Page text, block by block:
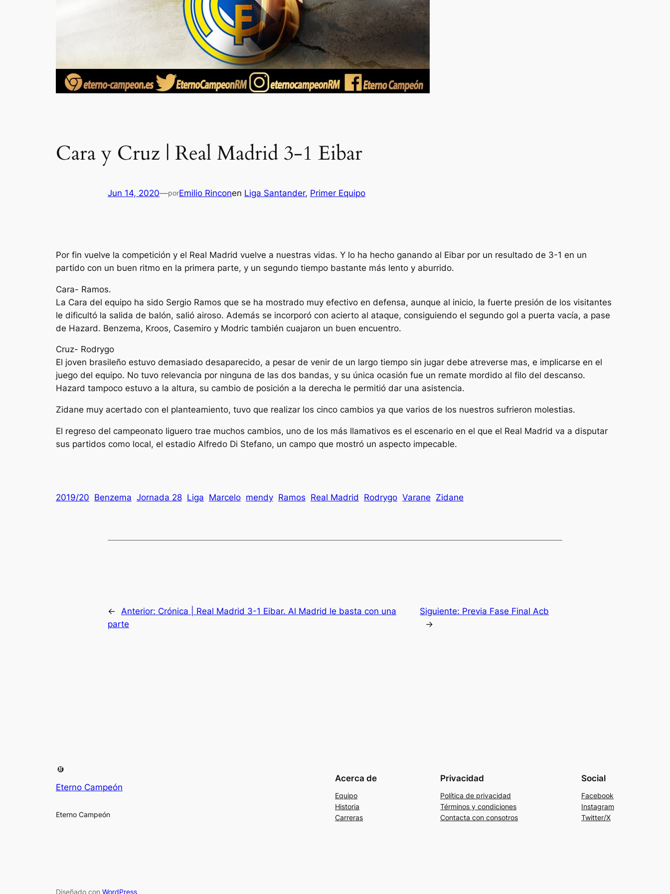
Cara y Cruz | Real Madrid 3-1 Eibar
Jun 14, 2020—porEmilio Rinconen Liga Santander, Primer Equipo
Por fin vuelve la competición y el Real Madrid vuelve a nuestras vidas. Y lo ha hecho ganando al Eibar por un resultado de 3-1 en un
partido con un buen ritmo en la primera parte, y un segundo tiempo bastante más lento y aburrido.
Cara- Ramos.
La Cara del equipo ha sido Sergio Ramos que se ha mostrado muy efectivo en defensa, aunque al inicio, la fuerte presión de los visitantes
le dificultó la salida de balón, salió airoso. Además se incorporó con acierto al ataque, consiguiendo el segundo gol a puerta vacía, a pase
de Hazard. Benzema, Kroos, Casemiro y Modric también cuajaron un buen encuentro.
Cruz- Rodrygo
El joven brasileño estuvo demasiado desaparecido, a pesar de venir de un largo tiempo sin jugar debe atreverse mas, e implicarse en el
juego del equipo. No tuvo relevancia por ninguna de las dos bandas, y su única ocasión fue un remate mordido al filo del descanso.
Hazard tampoco estuvo a la altura, su cambio de posición a la derecha le permitió dar una asistencia.
Zidane muy acertado con el planteamiento, tuvo que realizar los cinco cambios ya que varios de los nuestros sufrieron molestias.
El regreso del campeonato liguero trae muchos cambios, uno de los más llamativos es el escenario en el que el Real Madrid va a disputar
sus partidos como local, el estadio Alfredo Di Stefano, un campo que mostró un aspecto impecable.
2019/20 Benzema Jornada 28 Liga Marcelo mendy Ramos Real Madrid Rodrygo Varane Zidane
← Anterior: Crónica | Real Madrid 3-1 Eibar. Al Madrid le basta con una
parte
Siguiente: Previa Fase Final Acb
→
Eterno Campeón
Eterno Campeón
Acerca de
Equipo
Historia
Carreras
Privacidad
Política de privacidad
Términos y condiciones
Contacta con consotros
Social
Facebook
Instagram
Twitter/X
Diseñado con WordPress